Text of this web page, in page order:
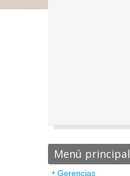
Menú principal
Gerencias